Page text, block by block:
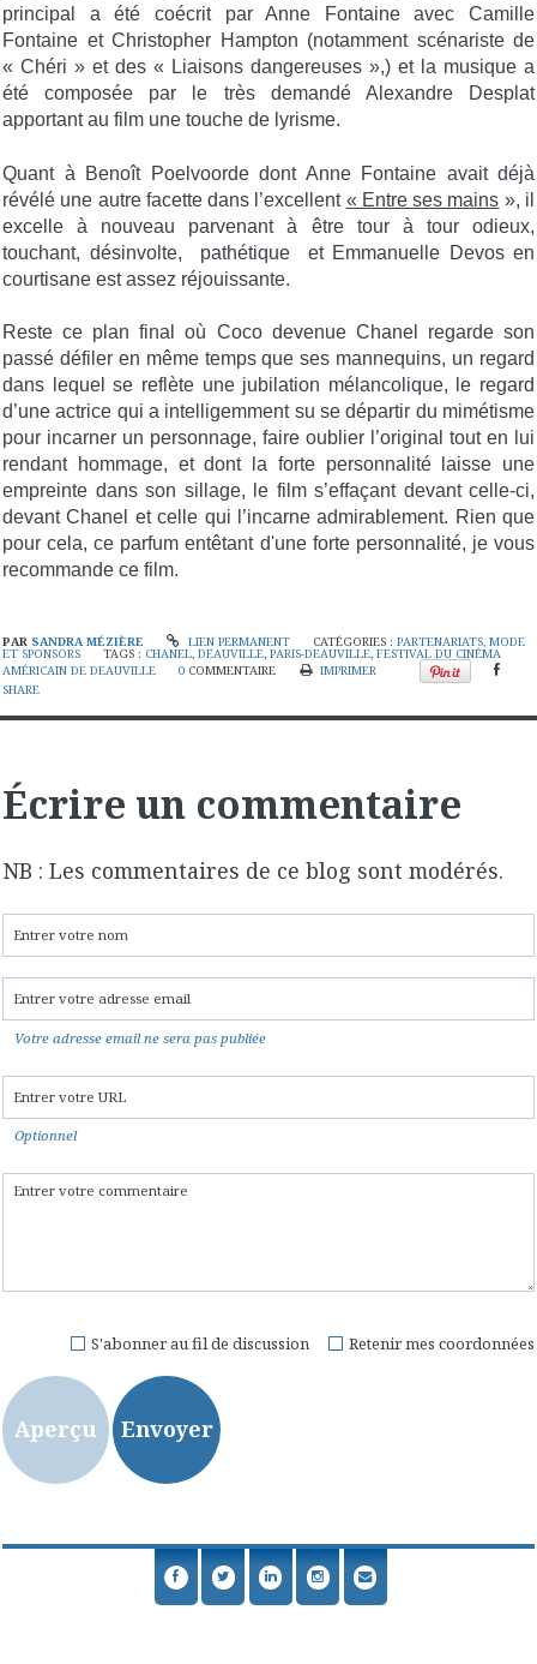
principal a été coécrit par Anne Fontaine avec Camille
Fontaine et Christopher Hampton (notamment scénariste de
« Chéri » et des « Liaisons dangereuses »,) et la musique a
été composée par le très demandé Alexandre Desplat
apportant au film une touche de lyrisme.
Quant à Benoît Poelvoorde dont Anne Fontaine avait déjà
révélé une autre facette dans l’excellent « Entre ses mains », il
excelle à nouveau parvenant à être tour à tour odieux,
touchant, désinvolte, pathétique et Emmanuelle Devos en
courtisane est assez réjouissante.
Reste ce plan final où Coco devenue Chanel regarde son
passé défiler en même temps que ses mannequins, un regard
dans lequel se reflète une jubilation mélancolique, le regard
d’une actrice qui a intelligemment su se départir du mimétisme
pour incarner un personnage, faire oublier l’original tout en lui
rendant hommage, et dont la forte personnalité laisse une
empreinte dans son sillage, le film s’effaçant devant celle-ci,
devant Chanel et celle qui l’incarne admirablement. Rien que
pour cela, ce parfum entêtant d'une forte personnalité, je vous
recommande ce film.
PAR SANDRA MÉZIÈRE LIEN PERMANENT CATÉGORIES :PARTENARIATS, MODE
ET SPONSORS TAGS : CHANEL,DEAUVILLE,PARIS-DEAUVILLE,FESTIVAL DU CINÉMA
AMÉRICAIN DE DEAUVILLE
0 COMMENTAIRE
IMPRIMER
SHARE
Écrire un commentaire
NB : Les commentaires de ce blog sont modérés.
Votre adresse email ne sera pas publiée
Optionnel
Retenir mes coordonnées
S'abonner au fil de discussion